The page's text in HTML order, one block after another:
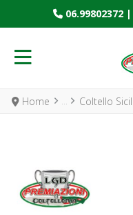
06.99802372|
Home Coltello Siciliano